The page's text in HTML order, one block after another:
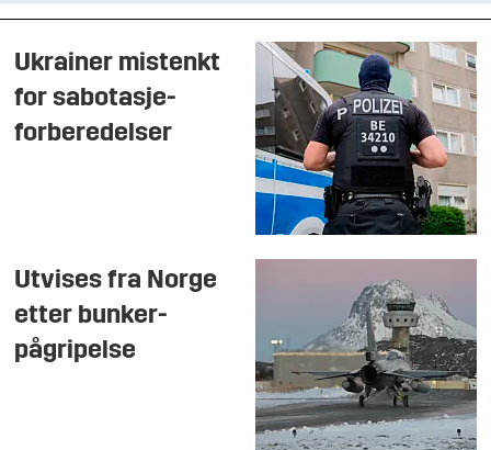
Ukrainer mistenkt
for sabotasje-
forberedelser
Utvises fra Norge
etter bunker-
pågripelse